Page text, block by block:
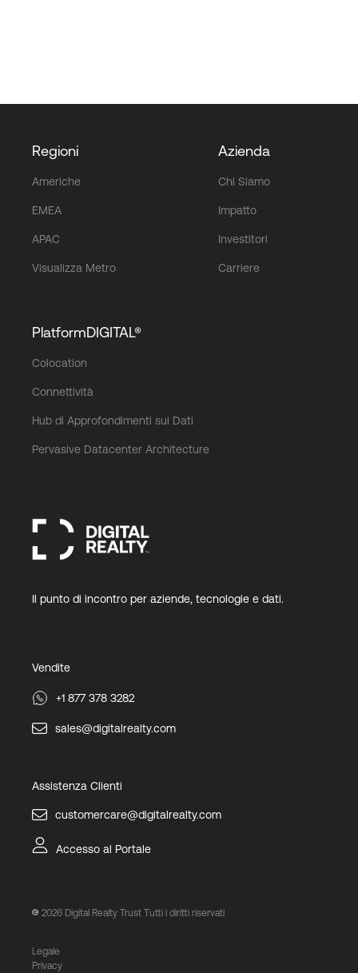
Regioni
Americhe
EMEA
APAC
Visualizza Metro
Azienda
Chi Siamo
Impatto
Investitori
Carriere
PlatformDIGITAL®
Colocation
Connettività
Hub di Approfondimenti sui Dati
Pervasive Datacenter Architecture
Il punto di incontro per aziende, tecnologie e dati.
Vendite
+1 877 378 3282
sales@digitalrealty.com
Assistenza Clienti
customercare@digitalrealty.com
Accesso al Portale
2026 Digital Realty Trust Tutti i diritti riservati
Legale
Privacy